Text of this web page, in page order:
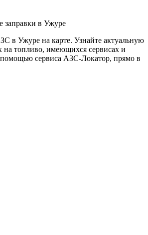
заправки в Ужуре
в Ужуре на карте. Узнайте актуальную
топливо, имеющихся сервисах и
сервиса АЗС-Локатор, прямо в